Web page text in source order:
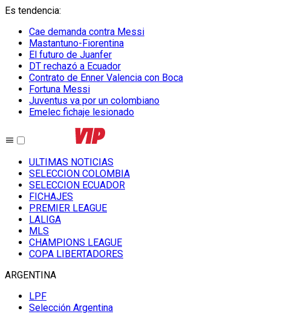
Es tendencia:
Cae demanda contra Messi
Mastantuno-Fiorentina
El futuro de Juanfer
DT rechazó a Ecuador
Contrato de Enner Valencia con Boca
Fortuna Messi
Juventus va por un colombiano
Emelec fichaje lesionado
ULTIMAS NOTICIAS
SELECCION COLOMBIA
SELECCION ECUADOR
FICHAJES
PREMIER LEAGUE
LALIGA
MLS
CHAMPIONS LEAGUE
COPA LIBERTADORES
ARGENTINA
LPF
Selección Argentina